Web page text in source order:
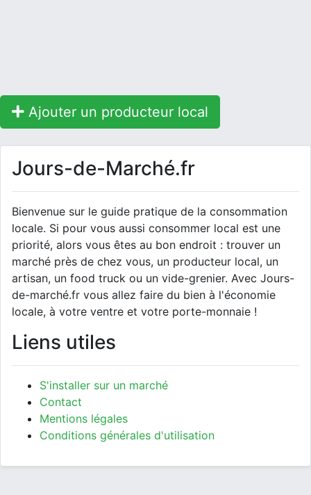
Ajouter un producteur local
Jours-de-Marché.fr
Bienvenue sur le guide pratique de la consommation
locale. Si pour vous aussi consommer local est une
priorité, alors vous êtes au bon endroit : trouver un
marché près de chez vous, un producteur local, un
artisan, un food truck ou un vide-grenier. Avec Jours-
de-marché.fr vous allez faire du bien à l'économie
locale, à votre ventre et votre porte-monnaie !
Liens utiles
S'installer sur un marché
Contact
Mentions légales
Conditions générales d'utilisation